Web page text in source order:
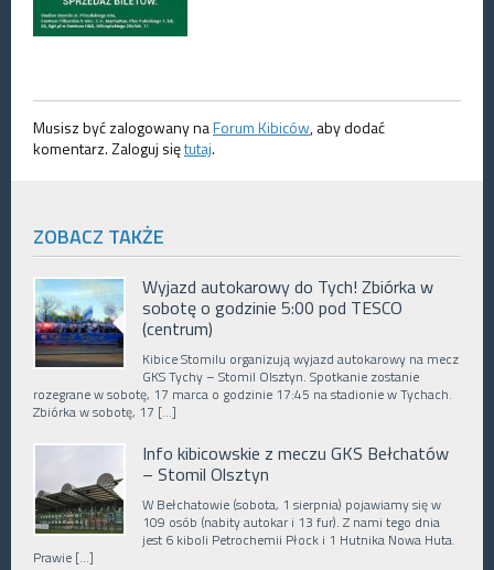
Musisz być zalogowany naForum Kibiców, aby dodać
komentarz. Zaloguj siętutaj.
ZOBACZ TAKŻE
Wyjazd autokarowy do Tych! Zbiórka w
sobotę o godzinie 5:00 pod TESCO
(centrum)
Kibice Stomilu organizują wyjazd autokarowy na mecz
GKS Tychy – Stomil Olsztyn. Spotkanie zostanie
rozegrane w sobotę, 17 marca o godzinie 17:45 na stadionie w Tychach.
Zbiórka w sobotę, 17 […]
Info kibicowskie z meczu GKS Bełchatów
– Stomil Olsztyn
W Bełchatowie (sobota, 1 sierpnia) pojawiamy się w
109 osób (nabity autokar i 13 fur). Z nami tego dnia
jest 6 kiboli Petrochemii Płock i 1 Hutnika Nowa Huta.
Prawie […]